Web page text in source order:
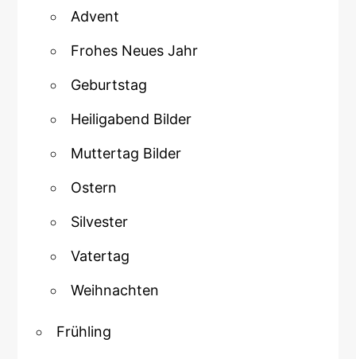
Advent
Frohes Neues Jahr
Geburtstag
Heiligabend Bilder
Muttertag Bilder
Ostern
Silvester
Vatertag
Weihnachten
Frühling